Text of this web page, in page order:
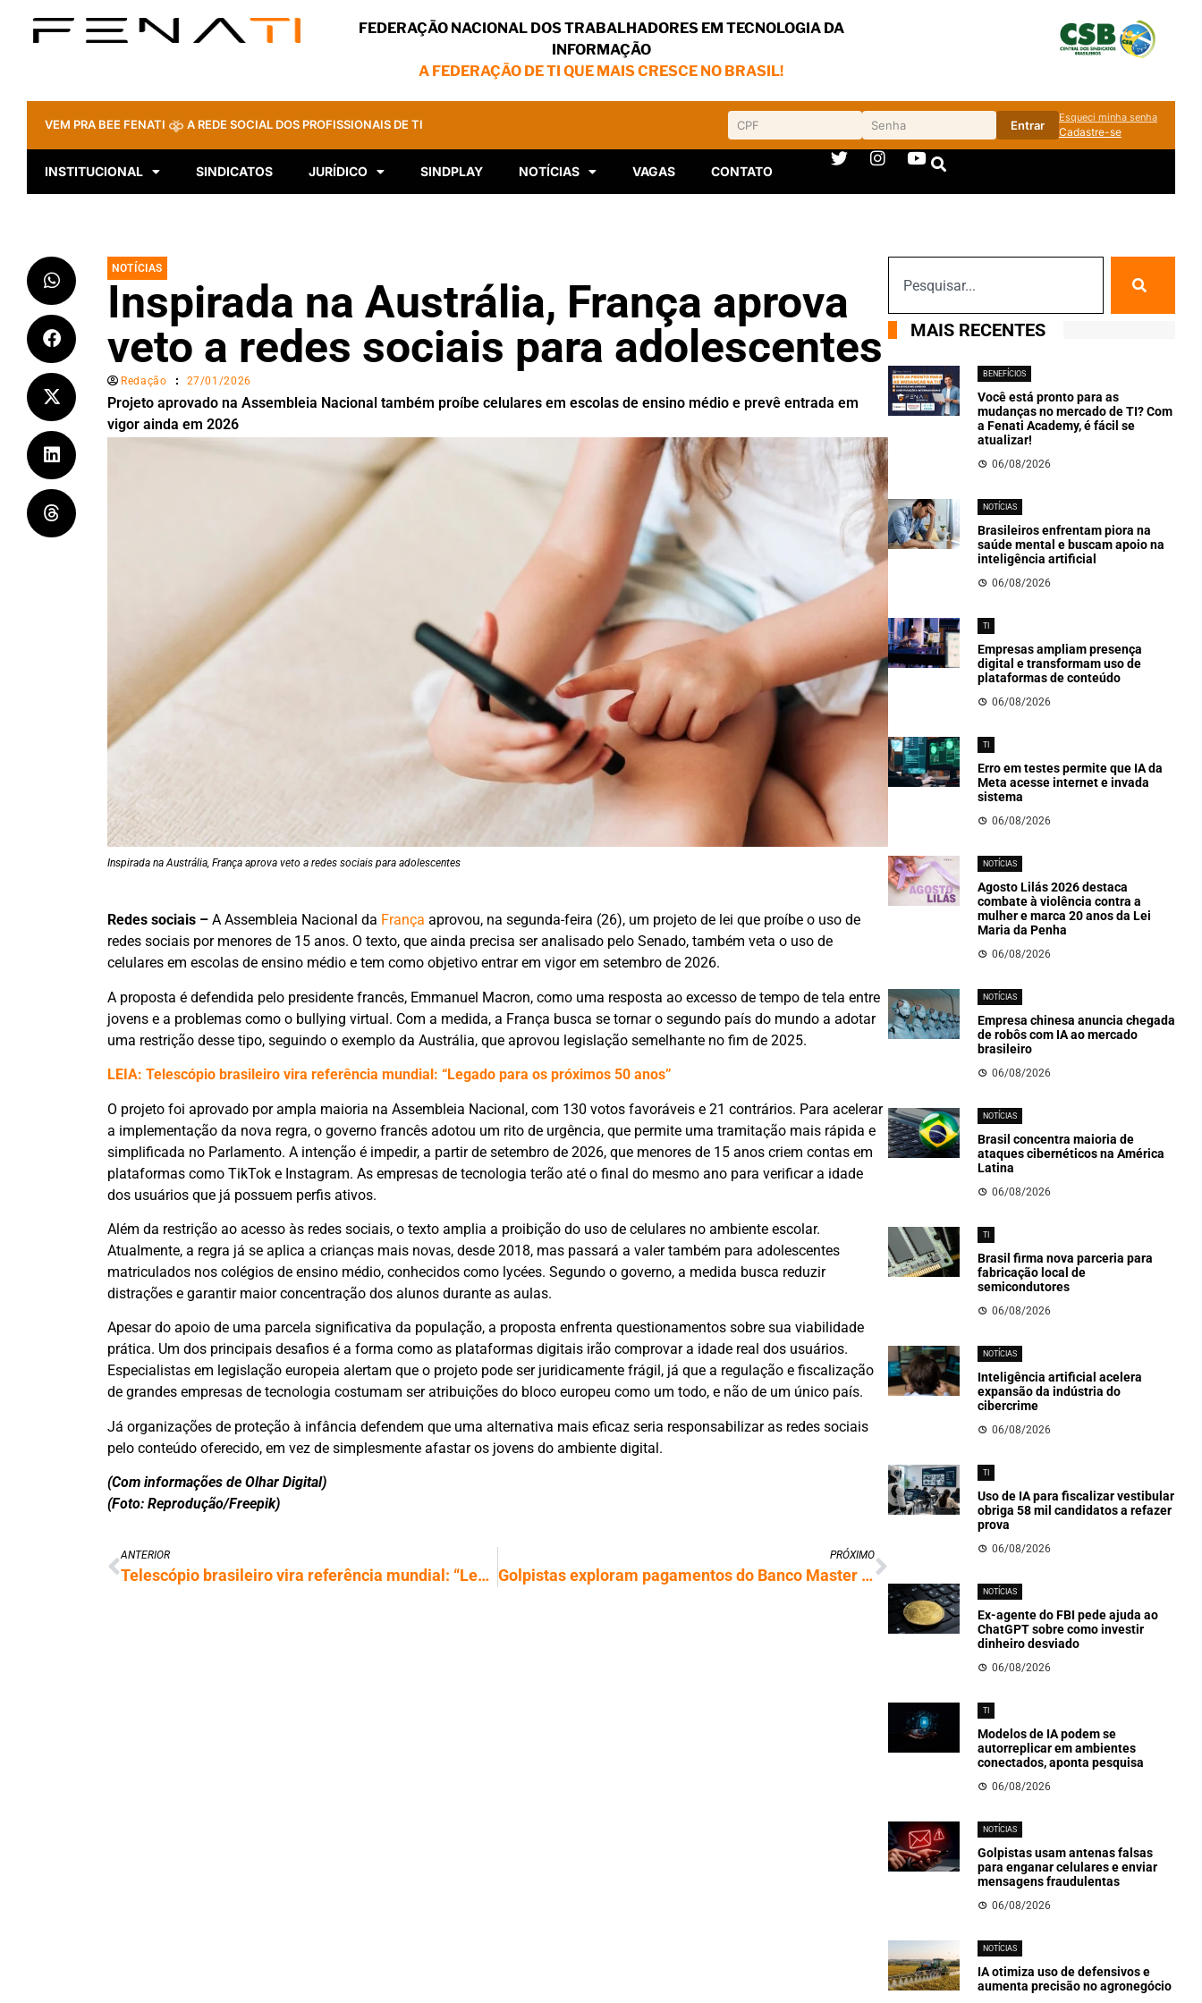
FEDERAÇÃO NACIONAL DOS TRABALHADORES EM TECNOLOGIA DA
INFORMAÇÃO
A FEDERAÇÃO DE TI QUE MAIS CRESCE NO BRASIL!
VEM PRA BEE FENATI A REDE SOCIAL DOS PROFISSIONAIS DE TI Entrar
Esqueci minha senha
Cadastre-se
INSTITUCIONAL SINDICATOS JURÍDICO SINDPLAY NOTÍCIAS VAGAS CONTATO
NOTÍCIAS
Inspirada na Austrália, França aprova
veto a redes sociais para adolescentes
Redação 27/01/2026
Projeto aprovado na Assembleia Nacional também proíbe celulares em escolas de ensino médio e prevê entrada em
vigor ainda em 2026
Inspirada na Austrália, França aprova veto a redes sociais para adolescentes
Redes sociais –A Assembleia Nacional da França aprovou, na segunda-feira (26), um projeto de lei que proíbe o uso de
redes sociais por menores de 15 anos. O texto, que ainda precisa ser analisado pelo Senado, também veta o uso de
celulares em escolas de ensino médio e tem como objetivo entrar em vigor em setembro de 2026.
A proposta é defendida pelo presidente francês, Emmanuel Macron, como uma resposta ao excesso de tempo de tela entre
jovens e a problemas como o bullying virtual. Com a medida, a França busca se tornar o segundo país do mundo a adotar
uma restrição desse tipo, seguindo o exemplo da Austrália, que aprovou legislação semelhante no fim de 2025.
LEIA: Telescópio brasileiro vira referência mundial: “Legado para os próximos 50 anos”
O projeto foi aprovado por ampla maioria na Assembleia Nacional, com 130 votos favoráveis e 21 contrários. Para acelerar
a implementação da nova regra, o governo francês adotou um rito de urgência, que permite uma tramitação mais rápida e
simplificada no Parlamento. A intenção é impedir, a partir de setembro de 2026, que menores de 15 anos criem contas em
plataformas como TikTok e Instagram. As empresas de tecnologia terão até o final do mesmo ano para verificar a idade
dos usuários que já possuem perfis ativos.
Além da restrição ao acesso às redes sociais, o texto amplia a proibição do uso de celulares no ambiente escolar.
Atualmente, a regra já se aplica a crianças mais novas, desde 2018, mas passará a valer também para adolescentes
matriculados nos colégios de ensino médio, conhecidos como lycées. Segundo o governo, a medida busca reduzir
distrações e garantir maior concentração dos alunos durante as aulas.
Apesar do apoio de uma parcela significativa da população, a proposta enfrenta questionamentos sobre sua viabilidade
prática. Um dos principais desafios é a forma como as plataformas digitais irão comprovar a idade real dos usuários.
Especialistas em legislação europeia alertam que o projeto pode ser juridicamente frágil, já que a regulação e fiscalização
de grandes empresas de tecnologia costumam ser atribuições do bloco europeu como um todo, e não de um único país.
Já organizações de proteção à infância defendem que uma alternativa mais eficaz seria responsabilizar as redes sociais
pelo conteúdo oferecido, em vez de simplesmente afastar os jovens do ambiente digital.
(Com informações de Olhar Digital)
(Foto: Reprodução/Freepik)
ANTERIOR
Telescópio brasileiro vira referência mundial: “Legado para os próximos 50 anos”
PRÓXIMO
Golpistas exploram pagamentos do Banco Master e FGC emite alerta
MAIS RECENTES
BENEFÍCIOS
Você está pronto para as
mudanças no mercado de TI? Com
a Fenati Academy, é fácil se
atualizar!
06/08/2026
NOTÍCIAS
Brasileiros enfrentam piora na
saúde mental e buscam apoio na
inteligência artificial
06/08/2026
TI
Empresas ampliam presença
digital e transformam uso de
plataformas de conteúdo
06/08/2026
TI
Erro em testes permite que IA da
Meta acesse internet e invada
sistema
06/08/2026
NOTÍCIAS
Agosto Lilás 2026 destaca
combate à violência contra a
mulher e marca 20 anos da Lei
Maria da Penha
06/08/2026
NOTÍCIAS
Empresa chinesa anuncia chegada
de robôs com IA ao mercado
brasileiro
06/08/2026
NOTÍCIAS
Brasil concentra maioria de
ataques cibernéticos na América
Latina
06/08/2026
TI
Brasil firma nova parceria para
fabricação local de
semicondutores
06/08/2026
NOTÍCIAS
Inteligência artificial acelera
expansão da indústria do
cibercrime
06/08/2026
TI
Uso de IA para fiscalizar vestibular
obriga 58 mil candidatos a refazer
prova
06/08/2026
NOTÍCIAS
Ex-agente do FBI pede ajuda ao
ChatGPT sobre como investir
dinheiro desviado
06/08/2026
TI
Modelos de IA podem se
autorreplicar em ambientes
conectados, aponta pesquisa
06/08/2026
NOTÍCIAS
Golpistas usam antenas falsas
para enganar celulares e enviar
mensagens fraudulentas
06/08/2026
NOTÍCIAS
IA otimiza uso de defensivos e
aumenta precisão no agronegócio